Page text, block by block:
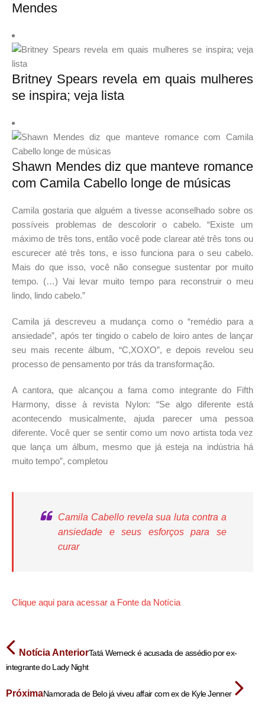
Mendes
Britney Spears revela em quais mulheres
se inspira; veja lista
Shawn Mendes diz que manteve romance
com Camila Cabello longe de músicas
Camila gostaria que alguém a tivesse aconselhado sobre os
possíveis problemas de descolorir o cabelo. “Existe um
máximo de três tons, então você pode clarear até três tons ou
escurecer até três tons, e isso funciona para o seu cabelo.
Mais do que isso, você não consegue sustentar por muito
tempo. (…) Vai levar muito tempo para reconstruir o meu
lindo, lindo cabelo.”
Camila já descreveu a mudança como o “remédio para a
ansiedade”, após ter tingido o cabelo de loiro antes de lançar
seu mais recente álbum, “C,XOXO”, e depois revelou seu
processo de pensamento por trás da transformação.
A cantora, que alcançou a fama como integrante do Fifth
Harmony, disse à revista Nylon: “Se algo diferente está
acontecendo musicalmente, ajuda parecer uma pessoa
diferente. Você quer se sentir como um novo artista toda vez
que lança um álbum, mesmo que já esteja na indústria há
muito tempo”, completou
Camila Cabello revela sua luta contra a
ansiedade e seus esforços para se
curar
Clique aqui para acessar a Fonte da Notícia
Notícia AnteriorTatá Werneck é acusada de assédio por ex-
integrante do Lady Night
PróximaNamorada de Belo já viveu affair com ex de Kyle Jenner